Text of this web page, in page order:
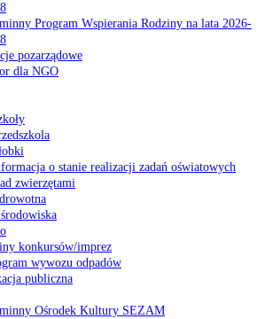
Program Wspierania Rodziny na lata 2026-
pozarządowe
dla NGO
o stanie realizacji zadań oświatowych
zwierzętami
konkursów/imprez
wywozu odpadów
publiczna
Ośrodek Kultury SEZAM